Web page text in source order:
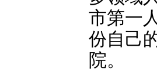
市第一
份自己
院。